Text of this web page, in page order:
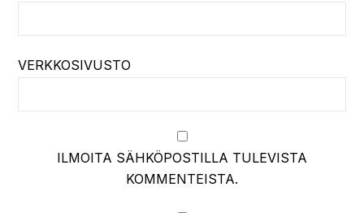
VERKKOSIVUSTO
ILMOITA SÄHKÖPOSTILLA TULEVISTA
KOMMENTEISTA.